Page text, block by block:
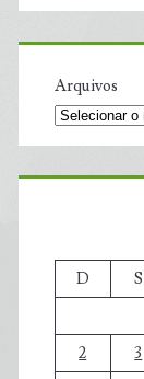
Arquivos
D
S
2
3